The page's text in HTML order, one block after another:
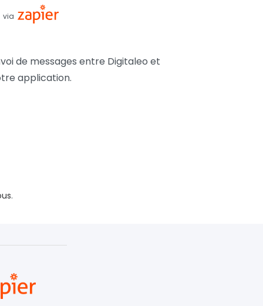
via
de messages entre Digitaleo et
application.
.